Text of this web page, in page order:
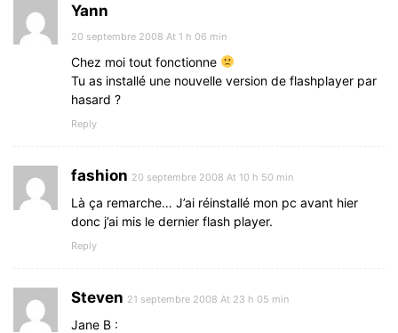
Yann
20 septembre 2008 At 1 h 06 min
Chez moi tout fonctionne
Tu as installé une nouvelle version de flashplayer par
hasard ?
Reply
fashion 20 septembre 2008 At 10 h 50 min
Là ça remarche… J’ai réinstallé mon pc avant hier
donc j’ai mis le dernier flash player.
Reply
Steven 21 septembre 2008 At 23 h 05 min
Jane B :